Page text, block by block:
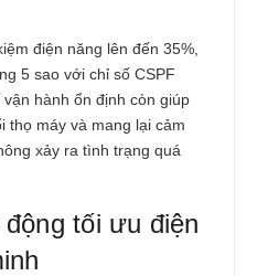
điện năng lên đến 35%,
5 sao với chỉ số CSPF
hành ổn định còn giúp
thọ máy và mang lại cảm
xảy ra tình trạng quá
tối ưu điện